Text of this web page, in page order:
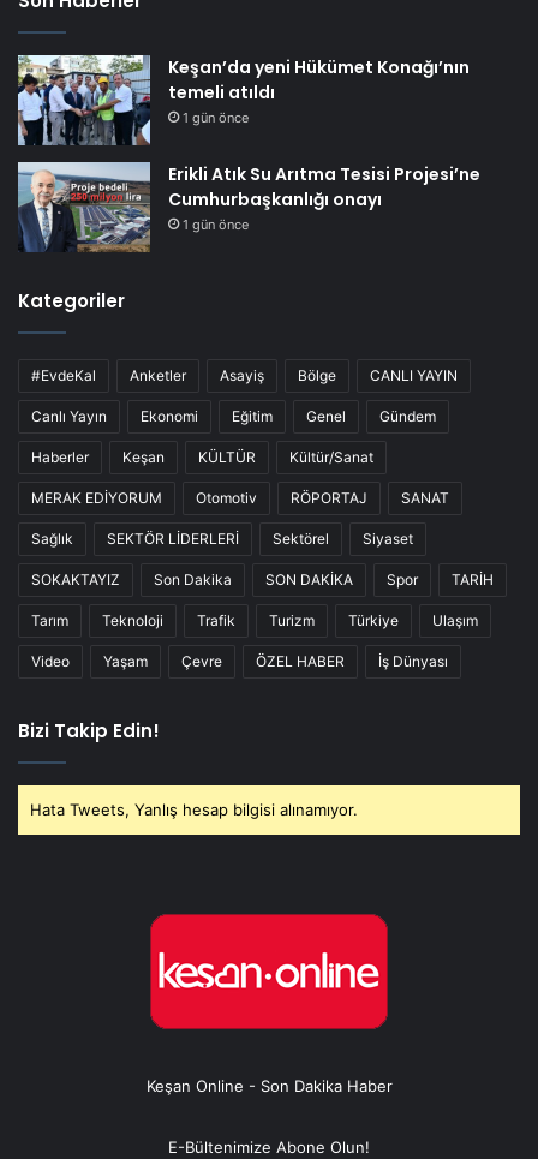
Keşan’da yeni Hükümet Konağı’nın
temeli atıldı
1 gün önce
Erikli Atık Su Arıtma Tesisi Projesi’ne
Cumhurbaşkanlığı onayı
1 gün önce
Kategoriler
#EvdeKal Anketler Asayiş Bölge CANLI YAYIN
Canlı Yayın Ekonomi Eğitim Genel Gündem
Haberler Keşan KÜLTÜR Kültür/Sanat
MERAK EDİYORUM Otomotiv RÖPORTAJ SANAT
Sağlık SEKTÖR LİDERLERİ Sektörel Siyaset
SOKAKTAYIZ Son Dakika SON DAKİKA Spor TARİH
Tarım Teknoloji Trafik Turizm Türkiye Ulaşım
Video Yaşam Çevre ÖZEL HABER İş Dünyası
Bizi Takip Edin!
Hata Tweets, Yanlış hesap bilgisi alınamıyor.
Keşan Online - Son Dakika Haber
E-Bültenimize Abone Olun!